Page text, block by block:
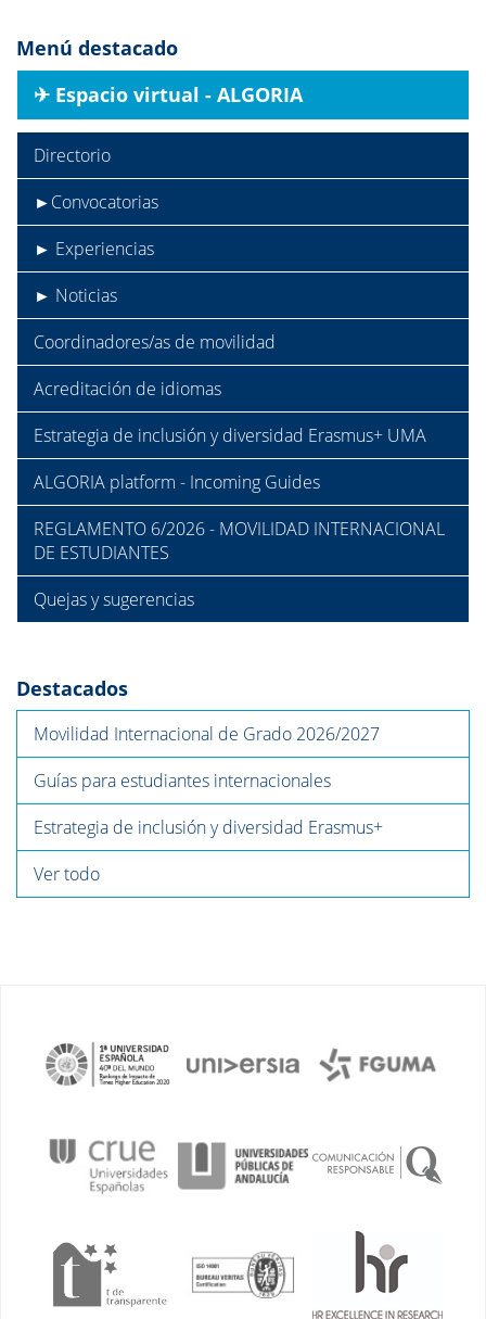
Menú destacado
✈︎ Espacio virtual - ALGORIA
Directorio
►Convocatorias
► Experiencias
► Noticias
Coordinadores/as de movilidad
Acreditación de idiomas
Estrategia de inclusión y diversidad Erasmus+ UMA
ALGORIA platform - Incoming Guides
REGLAMENTO 6/2026 - MOVILIDAD INTERNACIONAL
DE ESTUDIANTES
Quejas y sugerencias
Destacados
Movilidad Internacional de Grado 2026/2027
Guías para estudiantes internacionales
Estrategia de inclusión y diversidad Erasmus+
Ver todo